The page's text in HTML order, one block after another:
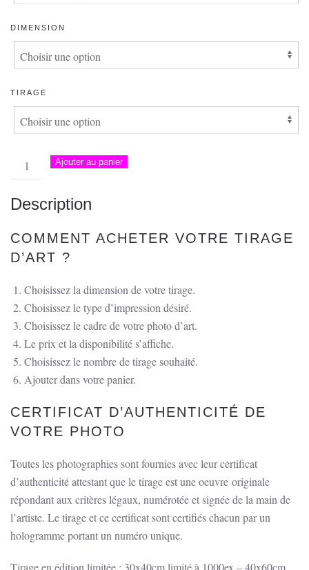
DIMENSION
TIRAGE
quantité
de
Photo
d'art
–
Bagan
–
Birmanie
Myanmar
Ajouter au panier
Description
COMMENT ACHETER VOTRE TIRAGE
D’ART ?
Choisissez la dimension de votre tirage.
Choisissez le type d’impression désiré.
Choisissez le cadre de votre photo d’art.
Le prix et la disponibilité s’affiche.
Choisissez le nombre de tirage souhaité.
Ajouter dans votre panier.
CERTIFICAT D’AUTHENTICITÉ DE
VOTRE PHOTO
Toutes les photographies sont fournies avec leur certificat
d’authenticité attestant que le tirage est une oeuvre originale
répondant aux critères légaux, numérotée et signée de la main de
l’artiste. Le tirage et ce certificat sont certifiés chacun par un
hologramme portant un numéro unique.
Tirage en édition limitée : 30x40cm limité à 1000ex – 40x60cm